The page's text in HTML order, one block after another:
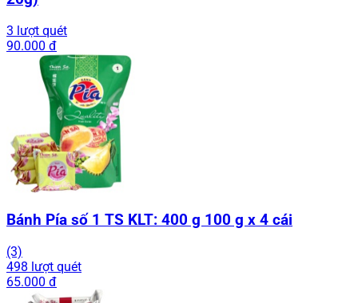
3 lượt quét
90.000 đ
Bánh Pía số 1 TS KLT: 400 g 100 g x 4 cái
(3)
498 lượt quét
65.000 đ